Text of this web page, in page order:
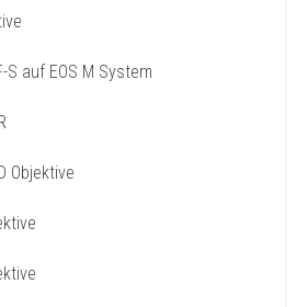
S auf EOS M System
Objektive